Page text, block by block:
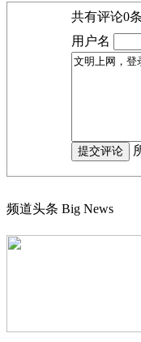
共有评论0
用户名
频道头条 Big News